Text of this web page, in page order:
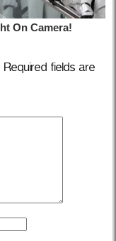
Required fields are